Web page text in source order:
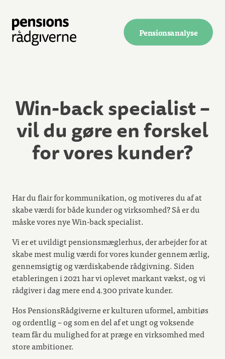
Pensionsanalyse
Win-back specialist –
vil du gøre en forskel
for vores kunder?
Har du flair for kommunikation, og motiveres du af at
skabe værdi for både kunder og virksomhed? Så er du
måske vores nye Win-back specialist.
Vi er et uvildigt pensionsmæglerhus, der arbejder for at
skabe mest mulig værdi for vores kunder gennem ærlig,
gennemsigtig og værdiskabende rådgivning. Siden
etableringen i 2021 har vi oplevet markant vækst, og vi
rådgiver i dag mere end 4.300 private kunder.
Hos PensionsRådgiverne er kulturen uformel, ambitiøs
og ordentlig – og som en del af et ungt og voksende
team får du mulighed for at præge en virksomhed med
store ambitioner.